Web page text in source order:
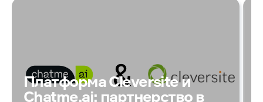
Платформа Cleversite и
Chatme.ai: партнерство в